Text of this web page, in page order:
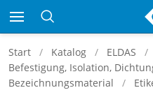
Start Katalog
ELDAS
Befestigung, Isolation,
Bezeichnungsmaterial